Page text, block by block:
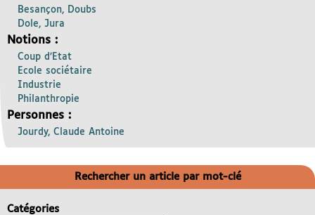
Besançon, Doubs
Dole, Jura
Notions :
Coup d’Etat
Ecole sociétaire
Industrie
Philanthropie
Personnes :
Jourdy, Claude Antoine
Rechercher un article par mot-clé
Catégories